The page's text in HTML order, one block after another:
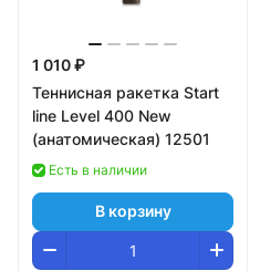
1 010 ₽
Теннисная ракетка Start
line Level 400 New
(анатомическая) 12501
Есть в наличии
В корзину